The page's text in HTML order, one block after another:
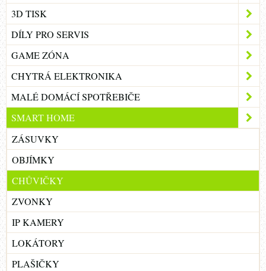
3D TISK
DÍLY PRO SERVIS
GAME ZÓNA
CHYTRÁ ELEKTRONIKA
MALÉ DOMÁCÍ SPOTŘEBIČE
SMART HOME
ZÁSUVKY
OBJÍMKY
CHŮVIČKY
ZVONKY
IP KAMERY
LOKÁTORY
PLAŠIČKY